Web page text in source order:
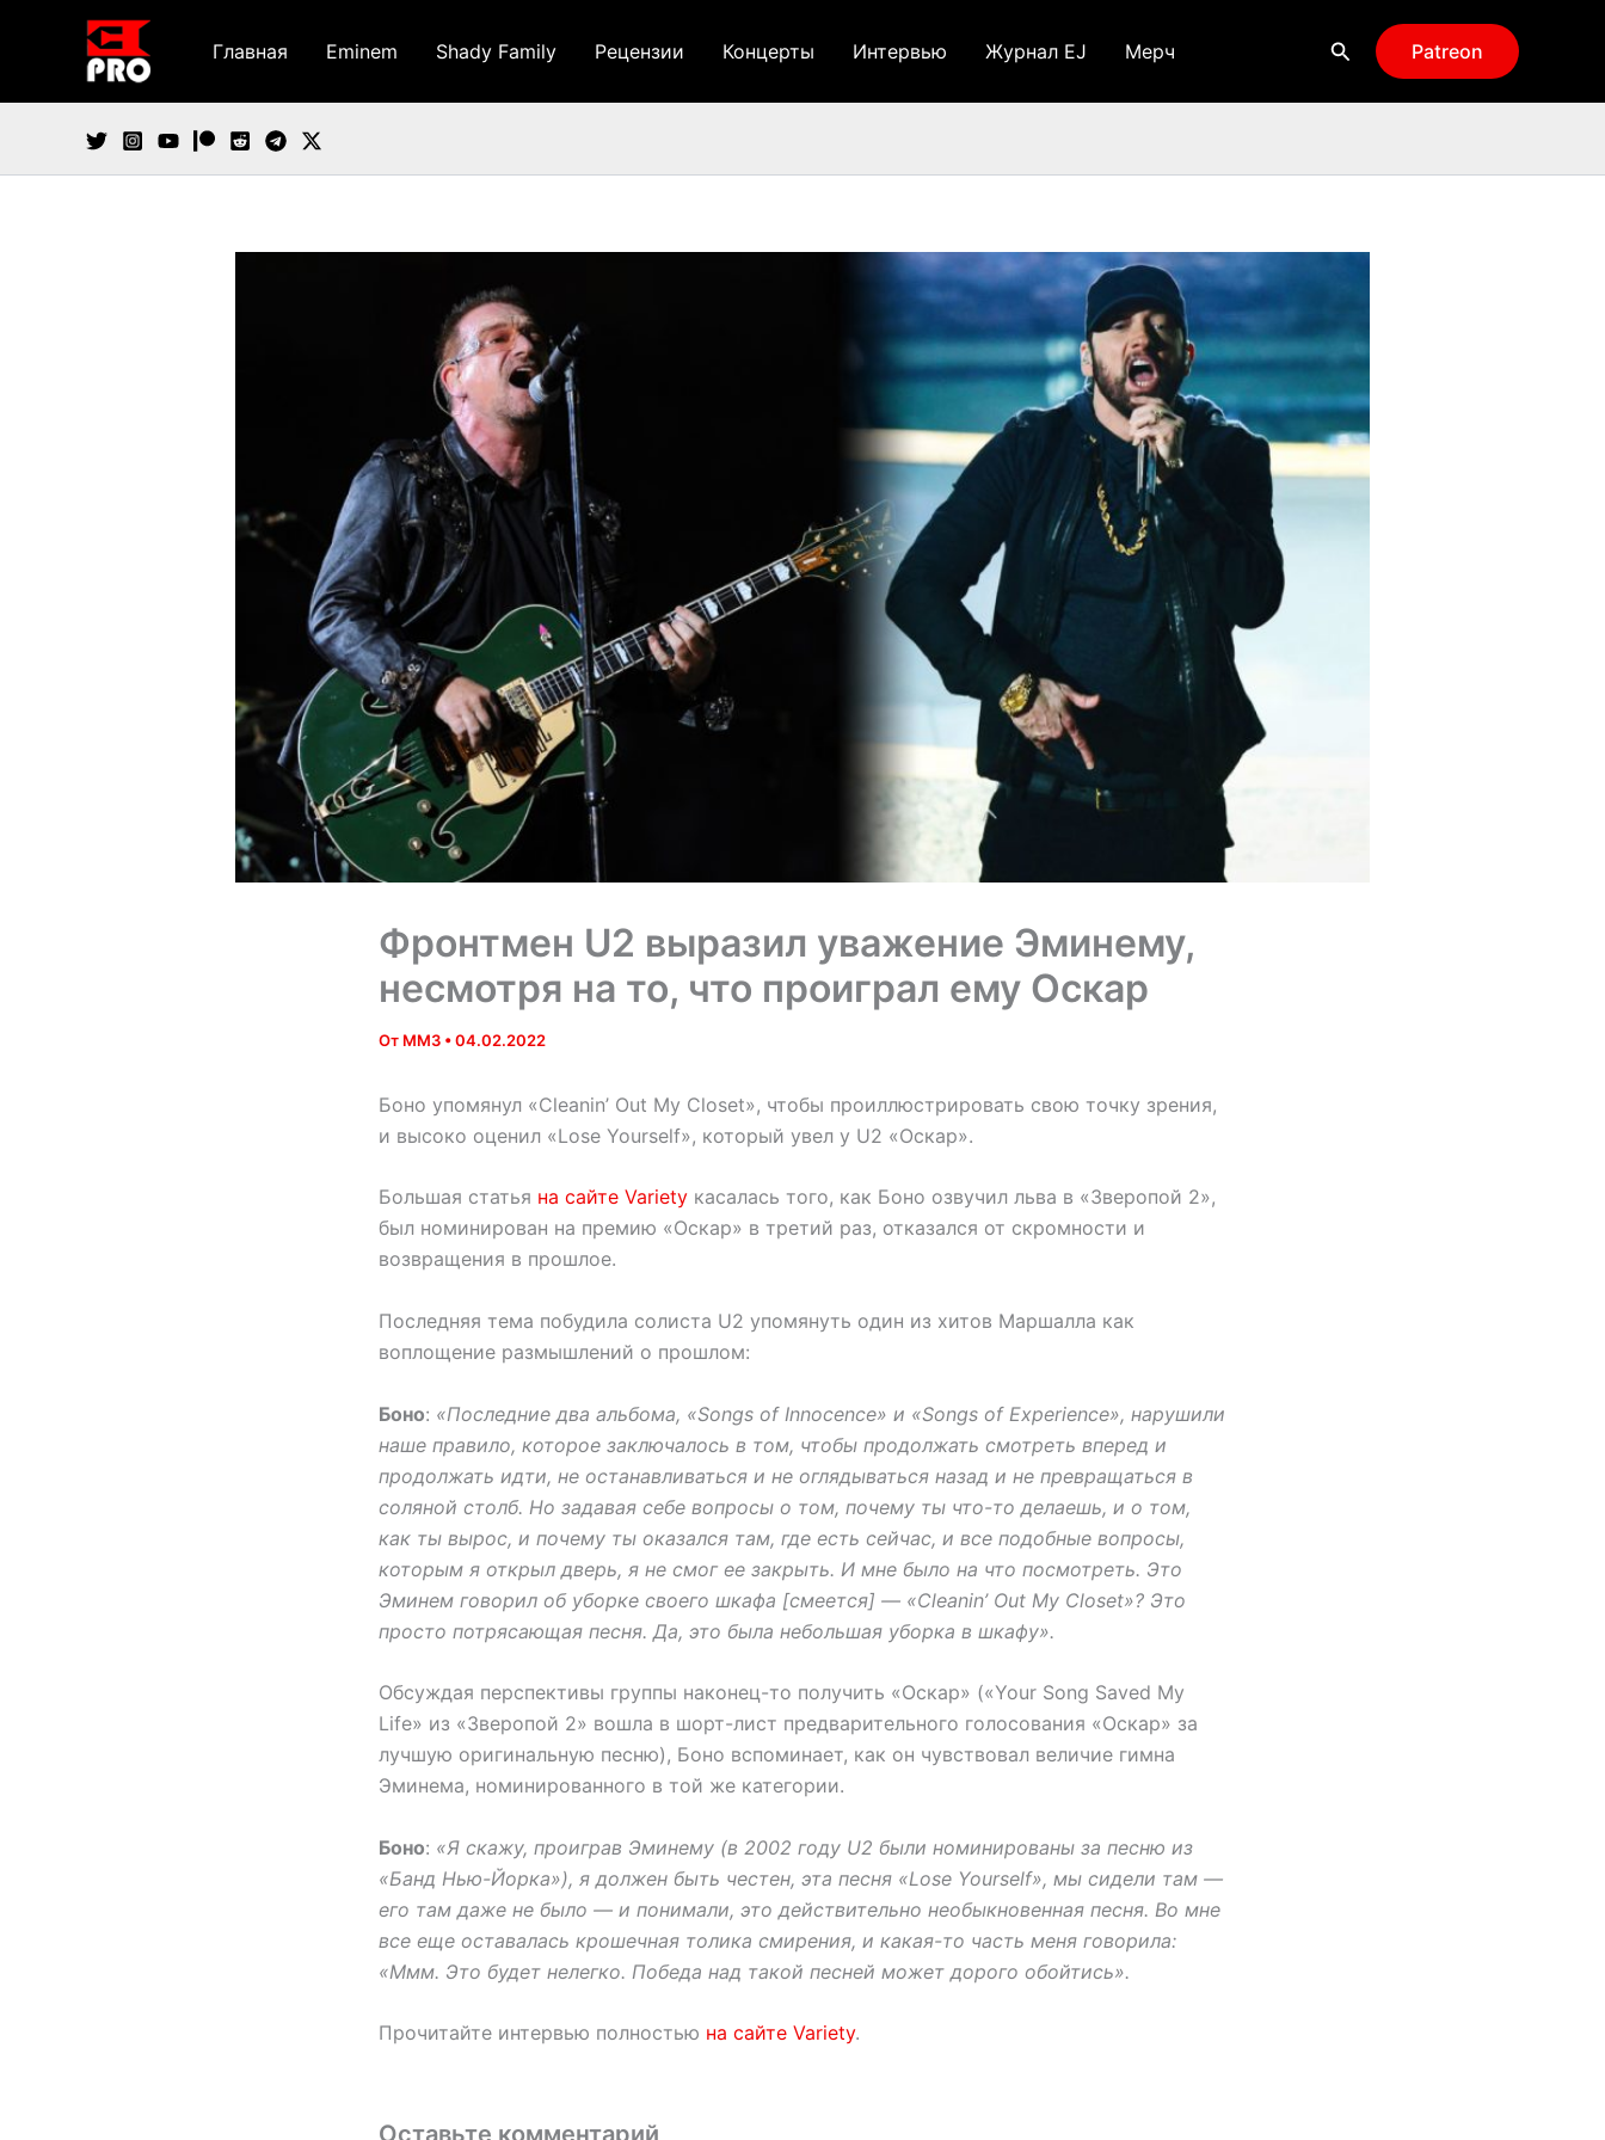
содержимому
Главная Eminem Shady Family Рецензии Концерты Интервью Журнал EJ Мерч Поиск Patreon
Фронтмен U2 выразил уважение Эминему,
несмотря на то, что проиграл ему Оскар
От MM3 •04.02.2022
Боно упомянул «Cleanin’ Out My Closet», чтобы проиллюстрировать свою точку зрения,
и высоко оценил «Lose Yourself», который увел у U2 «Оскар».
Большая статья на сайте Variety касалась того, как Боно озвучил льва в «Зверопой 2»,
был номинирован на премию «Оскар» в третий раз, отказался от скромности и
возвращения в прошлое.
Последняя тема побудила солиста U2 упомянуть один из хитов Маршалла как
воплощение размышлений о прошлом:
Боно: «Последние два альбома, «Songs of Innocence» и «Songs of Experience», нарушили
наше правило, которое заключалось в том, чтобы продолжать смотреть вперед и
продолжать идти, не останавливаться и не оглядываться назад и не превращаться в
соляной столб. Но задавая себе вопросы о том, почему ты что-то делаешь, и о том,
как ты вырос, и почему ты оказался там, где есть сейчас, и все подобные вопросы,
которым я открыл дверь, я не смог ее закрыть. И мне было на что посмотреть. Это
Эминем говорил об уборке своего шкафа [смеется] — «Cleanin’ Out My Closet»? Это
просто потрясающая песня. Да, это была небольшая уборка в шкафу».
Обсуждая перспективы группы наконец-то получить «Оскар» («Your Song Saved My
Life» из «Зверопой 2» вошла в шорт-лист предварительного голосования «Оскар» за
лучшую оригинальную песню), Боно вспоминает, как он чувствовал величие гимна
Эминема, номинированного в той же категории.
Боно: «Я скажу, проиграв Эминему (в 2002 году U2 были номинированы за песню из
«Банд Нью-Йорка»), я должен быть честен, эта песня «Lose Yourself», мы сидели там —
его там даже не было — и понимали, это действительно необыкновенная песня. Во мне
все еще оставалась крошечная толика смирения, и какая-то часть меня говорила:
«Ммм. Это будет нелегко. Победа над такой песней может дорого обойтись».
Прочитайте интервью полностью на сайте Variety.